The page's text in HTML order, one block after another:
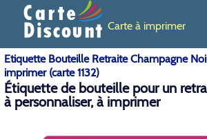
Carte à imprimer
Etiquette Bouteille Retraite Champagne
imprimer (carte 1132)
Étiquette de bouteille pour un
à personnaliser, à imprimer